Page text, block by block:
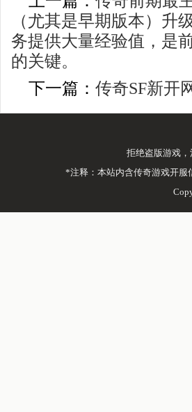
（尤其是早期版本）升
务提供大量经验值，是
的关键。
下一篇： 传奇SF新开
拒绝盗版游戏
*注释：本站内含传奇游戏开服